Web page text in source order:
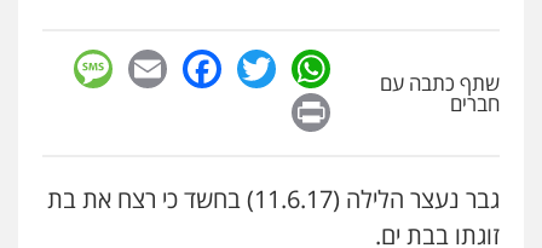
שתף כתבה עם
חברים
WhatsApp
Twitter
Facebook
Email
גבר נעצר הלילה (11.6.17) בחשד כי רצח את בת
זוגתו בבת ים.